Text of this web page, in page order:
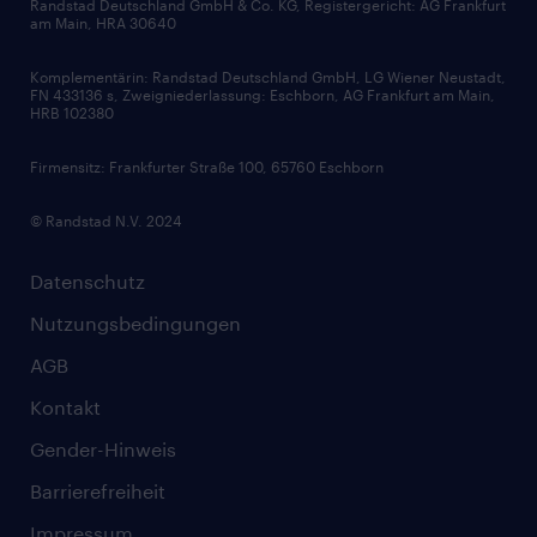
Soft Skills
Skills
Datenschutz
Nutzungsbedingungen
AGB
Kontakt
Gender-Hinweis
Barrierefreiheit
Randstad Deutschland GmbH & Co. KG, Registergericht: AG Frankfurt
am Main, HRA 30640
Komplementärin: Randstad Deutschland GmbH, LG Wiener Neustadt,
FN 433136 s, Zweigniederlassung: Eschborn, AG Frankfurt am Main,
HRB 102380
Firmensitz: Frankfurter Straße 100, 65760 Eschborn
© Randstad N.V. 2024